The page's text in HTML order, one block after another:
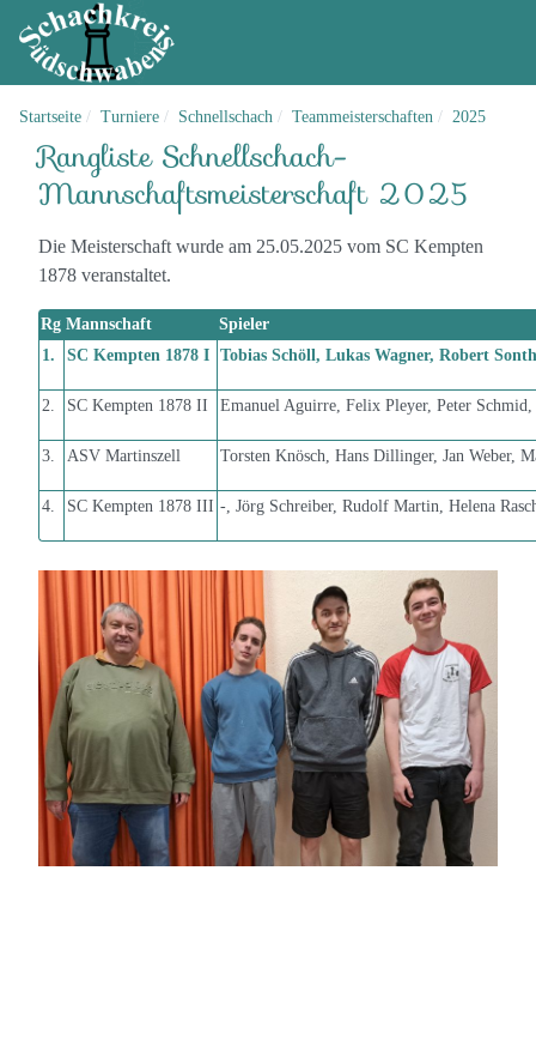
Startseite Turniere Schnellschach Teammeisterschaften 2025
Rangliste Schnellschach-
Mannschaftsmeisterschaft 2025
Die Meisterschaft wurde am 25.05.2025 vom SC Kempten
1878 veranstaltet.
Rg Mannschaft
Spieler
1.
SC Kempten 1878 I Tobias Schöll, Lukas Wagner, Robert
2. SC Kempten 1878 II Emanuel Aguirre, Felix Pleyer, Peter Schmid,
3. ASV Martinszell Torsten Knösch, Hans Dillinger, Jan Weber,
4. SC Kempten 1878 III -, Jörg Schreiber, Rudolf Martin, Helena